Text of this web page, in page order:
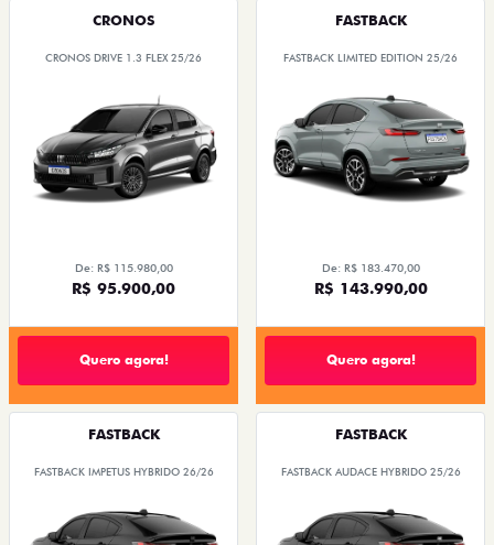
CRONOS
CRONOS DRIVE 1.3 FLEX 25/26
De: R$ 115.980,00
R$ 95.900,00
Quero agora!
FASTBACK
FASTBACK LIMITED EDITION 25/26
De: R$ 183.470,00
R$ 143.990,00
Quero agora!
FASTBACK
FASTBACK IMPETUS HYBRIDO 26/26
FASTBACK
FASTBACK AUDACE HYBRIDO 25/26